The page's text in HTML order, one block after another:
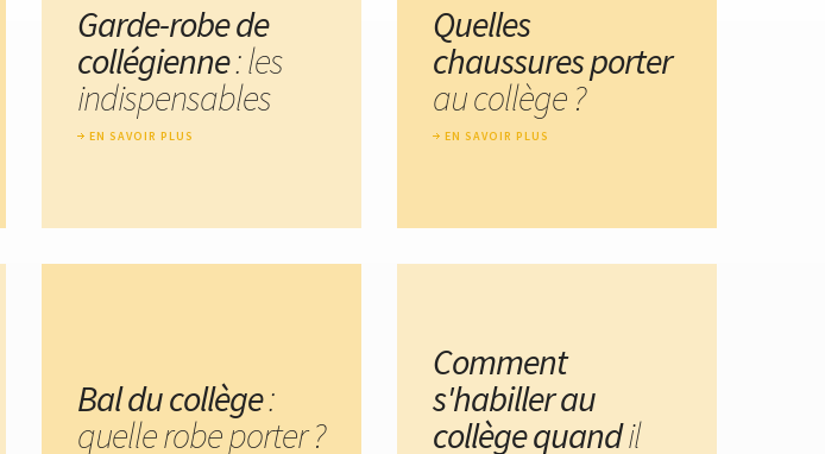
Garde-robe de
collégienne: les
indispensables
EN SAVOIR PLUS
Quelles
chaussures porter
au collège ?
EN SAVOIR PLUS
Bal du collège:
quelle robe porter ?
Comment
s'habiller au
collège quandil